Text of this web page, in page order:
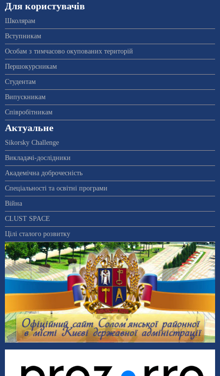
Для користувачів
Школярам
Вступникам
Особам з тимчасово окупованих територій
Першокурсникам
Студентам
Випускникам
Співробітникам
Актуальне
Sikorsky Challenge
Викладачі-дослідники
Академічна доброчесність
Спеціальності та освітні програми
Війна
CLUST SPACE
Цілі сталого розвитку